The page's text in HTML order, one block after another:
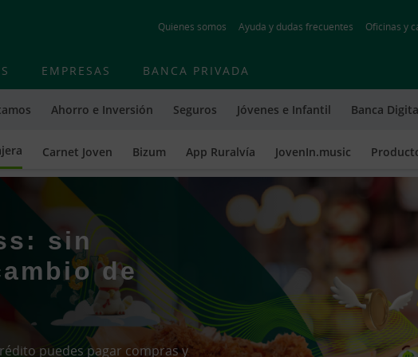
to
contentt
Quienes somos Ayuda y dudas frecuentes Oficinas y
Ahorro e Inversión Seguros Jóvenes e Infantil
Carnet Joven Bizum App Ruralvía JovenIn.music
Banca
EMPRESAS BANCA PRIVADA
sin
de
puedes pagar compras y